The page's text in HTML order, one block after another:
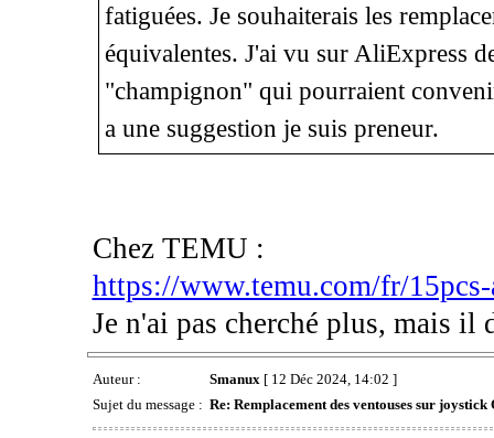
fatiguées. Je souhaiterais les
équivalentes. J'ai vu sur AliExpress
"champignon" qui pourraient
a une suggestion je suis preneur.
Chez TEMU :
https://www.temu.com/fr/
Je n'ai pas cherché plus, mais
Auteur : Smanux [ 12 Déc 2024, 14:02 ]
Sujet du message : Re: Remplacement des ventouses sur